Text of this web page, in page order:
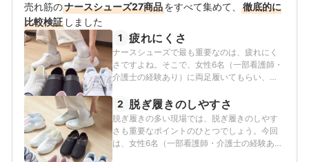
売れ筋のナースシューズ27商品をすべて集めて、
徹底的に
比較検証 しました
1 疲れにくさ
ナースシューズで最も重要なのは、疲れにく
さですよね。そこで、女性6名（一部看護師・
介護士の経験あり）に両足履いてもらい、縦
か・かかと周りに適度な硬さがあるかを軸と
して検証しました。
2 脱ぎ履きのしやすさ
脱ぎ履きの多い現場では、脱ぎ履きのしやす
さも重要なポイントのひとつでしょう。今回
は、女性6名（一部看護師・介護士の経験あ